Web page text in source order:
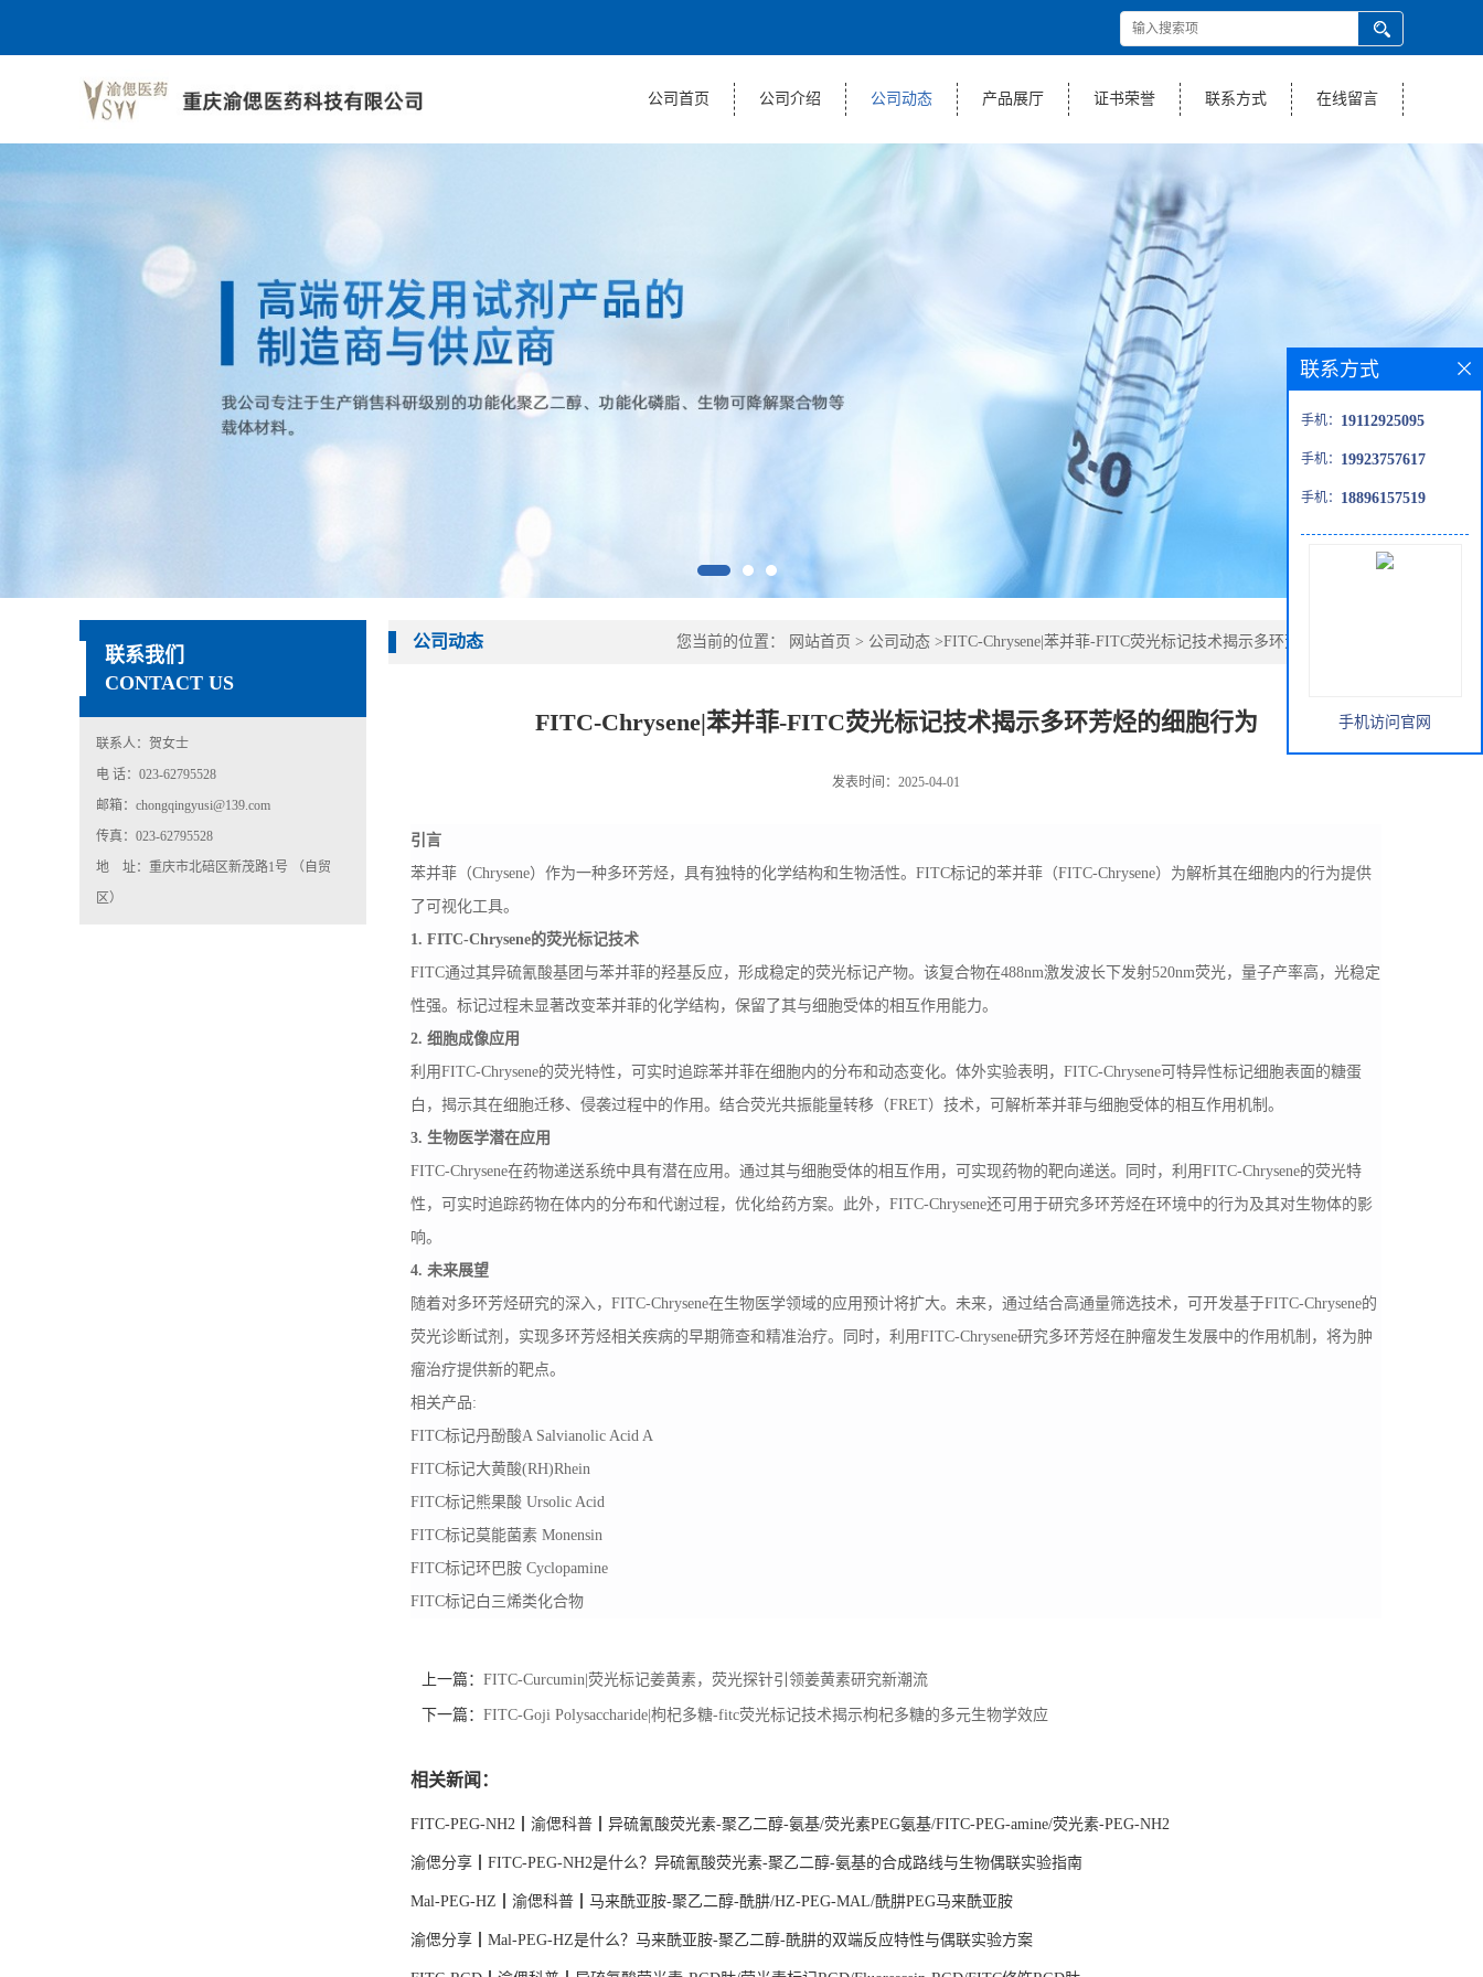
公司首页 公司介绍 公司动态 产品展厅 证书荣誉 联系方式 在线留言
联系我们
CONTACT US
联系人：贺女士
电 话：023-62795528
邮箱：chongqingyusi@139.com
传真：023-62795528
地 址：重庆市北碚区新茂路1号 （自贸
区）
公司动态 您当前的位置： 网站首页 > 公司动态 >FITC-Chrysene|苯并菲-FITC荧光标记技术揭示多环芳烃的细胞行为
FITC-Chrysene|苯并菲-FITC荧光标记技术揭示多环芳烃的细胞行为
发表时间：2025-04-01
引言
苯并菲（Chrysene）作为一种多环芳烃，具有独特的化学结构和生物活性。FITC标记的苯并菲（FITC-Chrysene）为解析其在细胞内的行为提供
了可视化工具。
1. FITC-Chrysene的荧光标记技术
FITC通过其异硫氰酸基团与苯并菲的羟基反应，形成稳定的荧光标记产物。该复合物在488nm激发波长下发射520nm荧光，量子产率高，光稳定
性强。标记过程未显著改变苯并菲的化学结构，保留了其与细胞受体的相互作用能力。
2. 细胞成像应用
利用FITC-Chrysene的荧光特性，可实时追踪苯并菲在细胞内的分布和动态变化。体外实验表明，FITC-Chrysene可特异性标记细胞表面的糖蛋
白，揭示其在细胞迁移、侵袭过程中的作用。结合荧光共振能量转移（FRET）技术，可解析苯并菲与细胞受体的相互作用机制。
3. 生物医学潜在应用
FITC-Chrysene在药物递送系统中具有潜在应用。通过其与细胞受体的相互作用，可实现药物的靶向递送。同时，利用FITC-Chrysene的荧光特
性，可实时追踪药物在体内的分布和代谢过程，优化给药方案。此外，FITC-Chrysene还可用于研究多环芳烃在环境中的行为及其对生物体的影
响。
4. 未来展望
随着对多环芳烃研究的深入， FITC-Chrysene在生物医学领域的应用预计将扩大。未来，通过结合高通量筛选技术，可开发基于FITC-Chrysene的
荧光诊断试剂，实现多环芳烃相关疾病的早期筛查和精准治疗。同时，利用FITC-Chrysene研究多环芳烃在肿瘤发生发展中的作用机制，将为肿
瘤治疗提供新的靶点。
相关产品:
FITC标记丹酚酸A Salvianolic Acid A
FITC标记大黄酸(RH)Rhein
FITC标记熊果酸 Ursolic Acid
FITC标记莫能菌素 Monensin
FITC标记环巴胺 Cyclopamine
FITC标记白三烯类化合物
上一篇： FITC-Curcumin|荧光标记姜黄素，荧光探针引领姜黄素研究新潮流
下一篇： FITC-Goji Polysaccharide|枸杞多糖-fitc荧光标记技术揭示枸杞多糖的多元生物学效应
相关新闻：
FITC-PEG-NH2┃渝偲科普┃异硫氰酸荧光素-聚乙二醇-氨基/荧光素PEG氨基/FITC-PEG-amine/荧光素-PEG-NH2
渝偲分享┃FITC-PEG-NH2是什么？异硫氰酸荧光素-聚乙二醇-氨基的合成路线与生物偶联实验指南
Mal-PEG-HZ┃渝偲科普┃马来酰亚胺-聚乙二醇-酰肼/HZ-PEG-MAL/酰肼PEG马来酰亚胺
渝偲分享┃Mal-PEG-HZ是什么？马来酰亚胺-聚乙二醇-酰肼的双端反应特性与偶联实验方案
联系方式
手机： 19112925095
手机： 19923757617
手机： 18896157519
手机访问官网